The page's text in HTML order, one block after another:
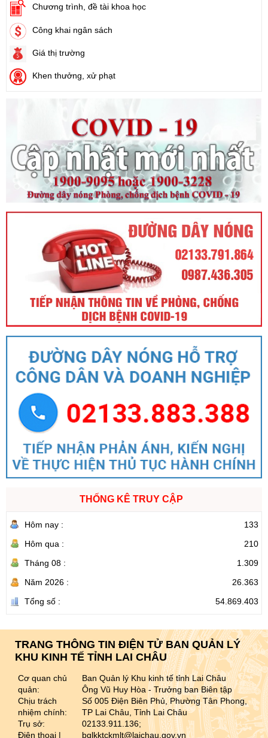
Tên:
(Luật Đất đai)
Ngày ban hành: (21/08/2024)
Số:88/2024/NĐ-CP
Nhà nước thu hồi đất)
Chương trình, đề tài khoa học
Công khai ngân sách
Giá thị trường
Khen thưởng, xử phạt
THỐNG KÊ TRUY CẬP
Hôm nay :
133
Hôm qua :
210
Tháng 08 :
1.309
Năm 2026 :
26.363
Tổng số :
54.869.403
TRANG THÔNG TIN ĐIỆN TỬ BAN QUẢN LÝ
KHU KINH TẾ TỈNH LAI CHÂU
Cơ quan chủ
quản:
Chịu trách
nhiệm chính:
Trụ sở:
Điện thoại |
Ban Quản lý Khu kinh tế tỉnh Lai Châu
Ông Vũ Huy Hòa - Trưởng ban Biên tập
Số 005 Điện Biên Phủ, Phường Tân Phong,
TP Lai Châu, Tỉnh Lai Châu
02133.911.136;
bqlkktckmlt@laichau.gov.vn